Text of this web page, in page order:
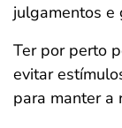
julgamentos e
Ter por perto
evitar
para manter a